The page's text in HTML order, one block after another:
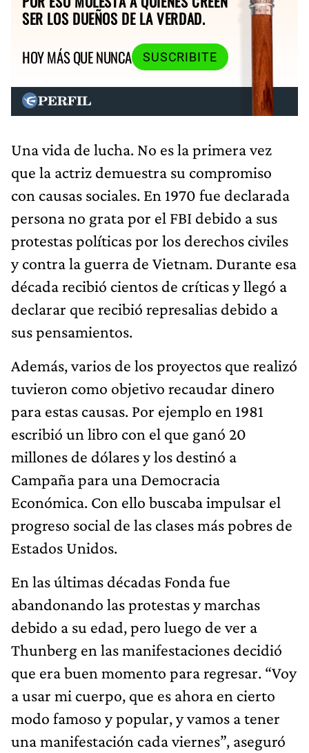
SER LOS DUEÑOS DE LA VERDAD.
HOY MÁS QUE NUNCA
SUSCRIBITE
Una vida de lucha. No es la primera vez
que la actriz demuestra su compromiso
con causas sociales. En 1970 fue declarada
persona no grata por el FBI debido a sus
protestas políticas por los derechos civiles
y contra la guerra de Vietnam. Durante esa
década recibió cientos de críticas y llegó a
declarar que recibió represalias debido a
sus pensamientos.
Además, varios de los proyectos que realizó
tuvieron como objetivo recaudar dinero
para estas causas. Por ejemplo en 1981
escribió un libro con el que ganó 20
millones de dólares y los destinó a
Campaña para una Democracia
Económica. Con ello buscaba impulsar el
progreso social de las clases más pobres de
Estados Unidos.
En las últimas décadas Fonda fue
abandonando las protestas y marchas
debido a su edad, pero luego de ver a
Thunberg en las manifestaciones decidió
que era buen momento para regresar. “Voy
a usar mi cuerpo, que es ahora en cierto
modo famoso y popular, y vamos a tener
una manifestación cada viernes”, aseguró